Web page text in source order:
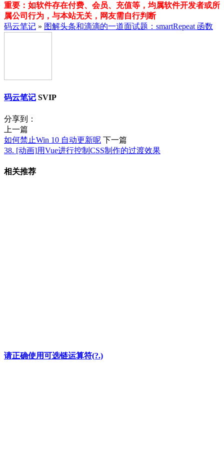
重要：如软件存在付费、会员、充值等，均属软件开发者或所
属公司行为，与本站无关，网友需自行判断
码云笔记 » 图解头条和滴滴的一道面试题：smartRepeat 函数
码云笔记 SVIP
分享到：
上一篇
如何禁止Win 10 自动更新呢 下一篇
38. [动画]用Vue进行控制CSS制作的过渡效果
相关推荐
请正确使用可选链运算符(?.)